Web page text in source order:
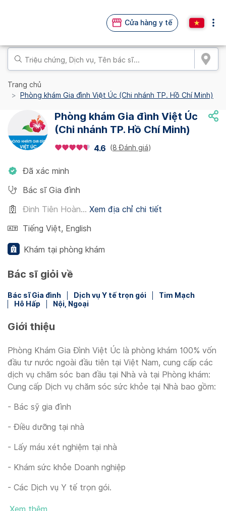
Cửa hàng y tế
Trang chủ
Phòng khám Gia đình Việt Úc (Chi nhánh TP. Hồ Chí Minh)
Phòng khám Gia đình Việt Úc
(Chi nhánh TP. Hồ Chí Minh)
4.6 (8 Đánh giá)
Đã xác minh
Bác sĩ Gia đình
Đinh Tiên Hoàn... Xem địa chỉ chi tiết
Tiếng Việt, English
Khám tại phòng khám
Bác sĩ giỏi về
Bác sĩ Gia đình Dịch vụ Y tế trọn gói
Tim Mạch
Hô Hấp
Nội, Ngoại
Giới thiệu
Phòng Khám Gia Đình Việt Úc là phòng khám 100% vốn
đầu tư nước ngoài đầu tiên tại Việt Nam, cung cấp các
dịch vụ chăm sóc ban đầu tại Nhà và tại Phòng khám:
Cung cấp Dịch vụ chăm sóc sức khỏe tại Nhà bao gồm:
- Bác sỹ gia đình
- Điều dưỡng tại nhà
- Lấy máu xét nghiệm tại nhà
- Khám sức khỏe Doanh nghiệp
- Các Dịch vụ Y tế trọn gói.